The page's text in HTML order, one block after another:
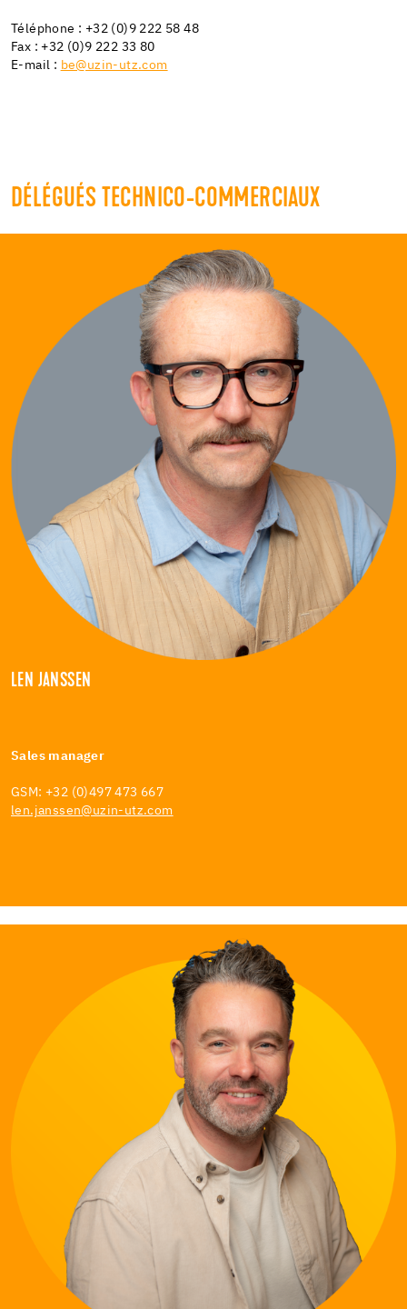
Téléphone : +32 (0)9 222 58 48
Fax : +32 (0)9 222 33 80
E-mail : be@uzin-utz.com
DÉLÉGUÉS TECHNICO-COMMERCIAUX
LEN JANSSEN
Sales manager
GSM: +32 (0)497 473 667
len.janssen@uzin-utz.com